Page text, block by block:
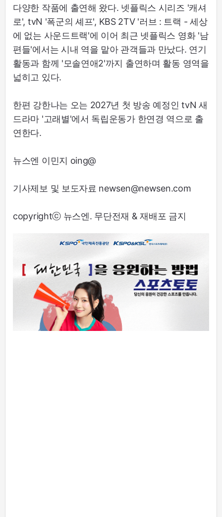
다양한 작품에 출연해 왔다. 넷플릭스 시리즈 '캐셔
로', tvN '폭군의 셰프', KBS 2TV '러브 : 트랙 - 세상
에 없는 사운드트랙'에 이어 최근 넷플릭스 영화 '남
편들'에서는 시내 역을 맡아 관객들과 만났다. 연기
활동과 함께 '모솔연애2'까지 출연하며 활동 영역을
넓히고 있다.
한편 강한나는 오는 2027년 첫 방송 예정인 tvN 새
드라마 '고래별'에서 독립운동가 한연경 역으로 출
연한다.
뉴스엔 이민지 oing@
기사제보 및 보도자료 newsen@newsen.com
copyrightⓒ 뉴스엔. 무단전재 & 재배포 금지